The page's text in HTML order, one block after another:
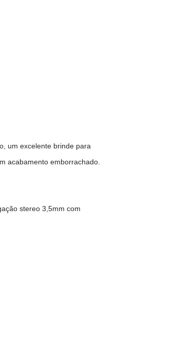
um excelente brinde para
acabamento emborrachado.
stereo 3,5mm com